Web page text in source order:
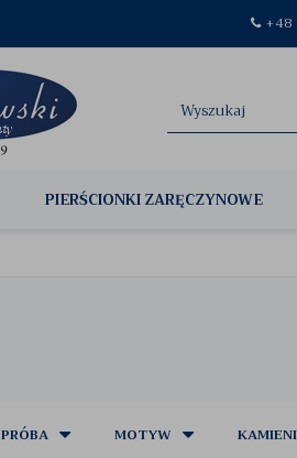
+48
PIERŚCIONKI ZARĘCZYNOWE
PRÓBA MOTYW